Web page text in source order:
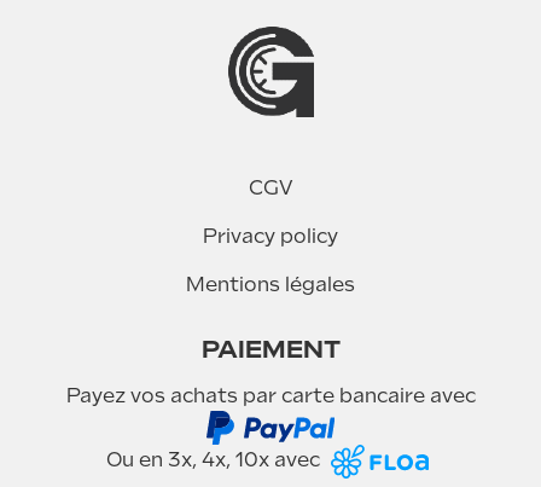
CGV
Privacy policy
Mentions légales
PAIEMENT
Payez vos achats par carte bancaire avec
Ou en 3x, 4x, 10x avec